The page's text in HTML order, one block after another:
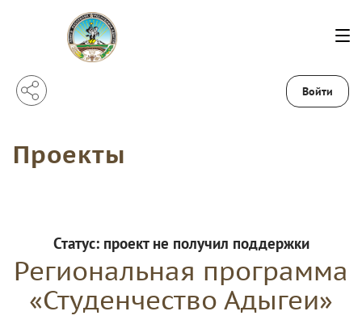
Войти
Проекты
Статус: проект не получил поддержки
Региональная программа
«Студенчество Адыгеи»